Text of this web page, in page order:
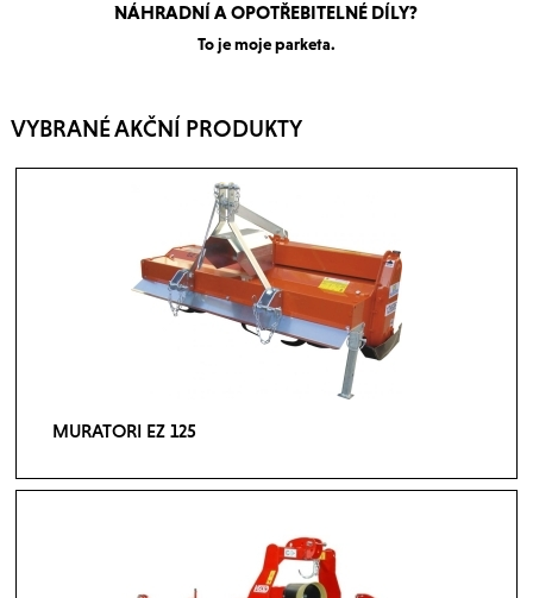
NÁHRADNÍ A OPOTŘEBITELNÉ DÍLY?
To je moje parketa.
VYBRANÉ AKČNÍ PRODUKTY
MURATORI EZ 125